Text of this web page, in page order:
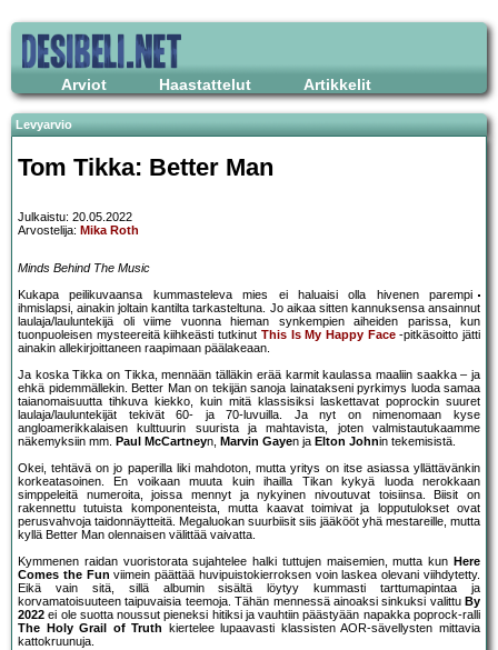
Arviot Haastattelut Artikkelit
Levyarvio
Tom Tikka: Better Man
Julkaistu: 20.05.2022
Arvostelija: Mika Roth
Minds Behind The Music
Kukapa peilikuvaansa kummasteleva mies ei haluaisi olla hivenen parempi
ihmislapsi, ainakin joltain kantilta tarkasteltuna. Jo aikaa sitten kannuksensa ansainnut
laulaja/lauluntekijä oli viime vuonna hieman synkempien aiheiden parissa, kun
tuonpuoleisen mysteereitä kiihkeästi tutkinut This Is My Happy Face-pitkäsoitto jätti
ainakin allekirjoittaneen raapimaan päälakeaan.
Ja koska Tikka on Tikka, mennään tälläkin erää karmit kaulassa maaliin saakka – ja
ehkä pidemmällekin. Better Man on tekijän sanoja lainatakseni pyrkimys luoda samaa
taianomaisuutta tihkuva kiekko, kuin mitä klassisiksi laskettavat poprockin suuret
laulaja/lauluntekijät tekivät 60- ja 70-luvuilla. Ja nyt on nimenomaan kyse
angloamerikkalaisen kulttuurin suurista ja mahtavista, joten valmistautukaamme
näkemyksiin mm. Paul McCartneyn, Marvin Gayen ja Elton Johnin tekemisistä.
Okei, tehtävä on jo paperilla liki mahdoton, mutta yritys on itse asiassa yllättävänkin
korkeatasoinen. En voikaan muuta kuin ihailla Tikan kykyä luoda nerokkaan
simppeleitä numeroita, joissa mennyt ja nykyinen nivoutuvat toisiinsa. Biisit on
rakennettu tutuista komponenteista, mutta kaavat toimivat ja lopputulokset ovat
perusvahvoja taidonnäytteitä. Megaluokan suurbiisit siis jääkööt yhä mestareille, mutta
kyllä Better Man olennaisen välittää vaivatta.
Kymmenen raidan vuoristorata sujahtelee halki tuttujen maisemien, mutta kun Here
Comes the Fun viimein päättää huvipuistokierroksen voin laskea olevani viihdytetty.
Eikä vain sitä, sillä albumin sisältä löytyy kummasti tarttumapintaa ja
korvamatoisuuteen taipuvaisia teemoja. Tähän mennessä ainoaksi sinkuksi valittu By
2022 ei ole suotta noussut pieneksi hitiksi ja vauhtiin päästyään napakka poprock-ralli
The Holy Grail of Truth
kiertelee lupaavasti klassisten AOR-sävellysten mittavia
kattokruunuja.